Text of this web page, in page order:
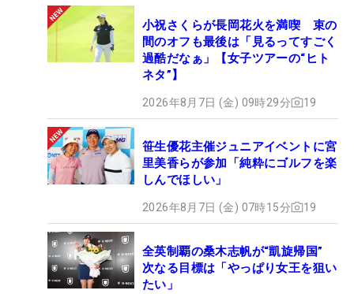
小祝さくらが長岡花火を満喫 束の
間のオフも最後は「見るってすごく
過酷だなぁ」【女子ツアーの“ヒト
ネタ”】
2026年8月7日 (金) 09時29分 19
笹生優花主催ジュニアイベントに宮
里美香らが参加「純粋にゴルフを楽
しんでほしい」
2026年8月7日 (金) 07時15分 19
全英制覇の桑木志帆が“凱旋帰国”
次なる目標は「やっぱり女王を狙い
たい」